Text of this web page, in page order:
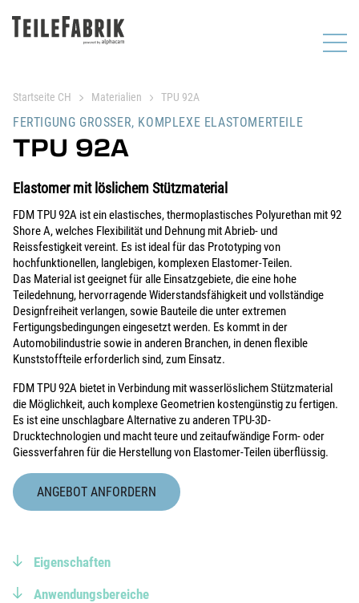
Startseite CH Materialien TPU 92A
FERTIGUNG GROSSER, KOMPLEXE ELASTOMERTEILE
TPU 92A
Elastomer mit löslichem Stützmaterial
FDM TPU 92A ist ein elastisches, thermoplastisches Polyurethan mit 92
Shore A, welches Flexibilität und Dehnung mit Abrieb- und
Reissfestigkeit vereint. Es ist ideal für das Prototyping von
hochfunktionellen, langlebigen, komplexen Elastomer-Teilen.
Das Material ist geeignet für alle Einsatzgebiete, die eine hohe
Teiledehnung, hervorragende Widerstandsfähigkeit und vollständige
Designfreiheit verlangen, sowie Bauteile die unter extremen
Fertigungsbedingungen eingesetzt werden. Es kommt in der
Automobilindustrie sowie in anderen Branchen, in denen flexible
Kunststoffteile erforderlich sind, zum Einsatz.
FDM TPU 92A bietet in Verbindung mit wasserlöslichem Stützmaterial
die Möglichkeit, auch komplexe Geometrien kostengünstig zu fertigen.
Es ist eine unschlagbare Alternative zu anderen TPU-3D-
Drucktechnologien und macht teure und zeitaufwändige Form- oder
Giessverfahren für die Herstellung von Elastomer-Teilen überflüssig.
ANGEBOT ANFORDERN
Eigenschaften
Anwendungsbereiche